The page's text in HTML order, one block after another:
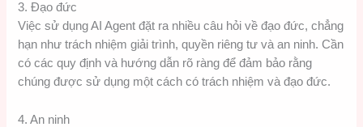
3. Đạo đức
Việc sử dụng AI Agent đặt ra nhiều câu hỏi về đạo đức, chẳng
hạn như trách nhiệm giải trình, quyền riêng tư và an ninh. Cần
có các quy định và hướng dẫn rõ ràng để đảm bảo rằng
chúng được sử dụng một cách có trách nhiệm và đạo đức.
4. An ninh